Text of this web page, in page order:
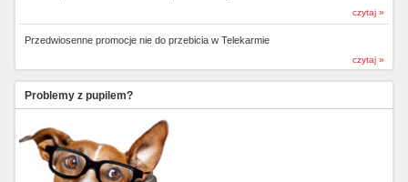
czytaj »
Przedwiosenne promocje nie do przebicia w Telekarmie
czytaj »
Problemy z pupilem?